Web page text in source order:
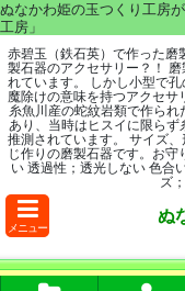
ぬなかわ姫の玉つくり工房
工房」
赤碧玉（鉄石英）で作った磨
製石器のアクセサリー？！
れています。 しかし小型で
魔除けの意味を持つアクセ
糸魚川産の蛇紋岩類で作ら
あり、当時はヒスイに限ら
推測されています。 サイズ
じ作りの磨製石器です。お
い 透過性；透光しない 色合
ズ
メニュー
ぬ